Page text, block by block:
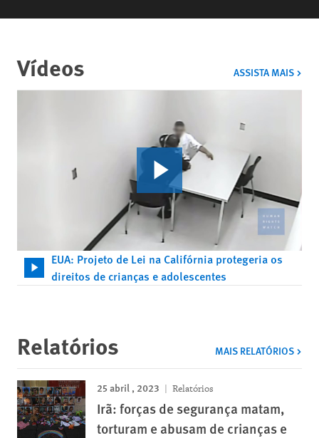
Vídeos ASSISTA MAIS
EUA: Projeto de Lei na Califórnia protegeria os
direitos de crianças e adolescentes
Relatórios MAIS RELATÓRIOS
25 abril , 2023 Relatórios
Irã: forças de segurança matam,
torturam e abusam de crianças e